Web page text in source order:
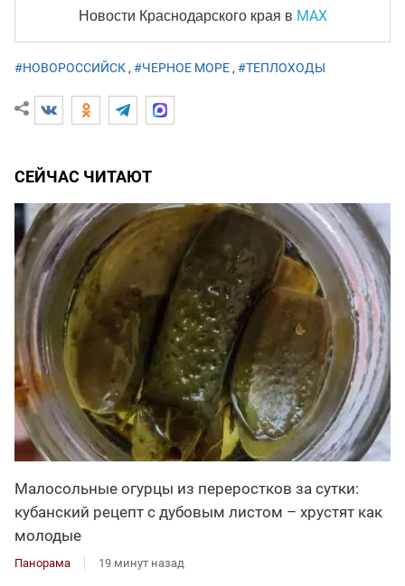
Новости Краснодарского края в MAX
#НОВОРОССИЙСК , #ЧЕРНОЕ МОРЕ , #ТЕПЛОХОДЫ
СЕЙЧАС ЧИТАЮТ
Малосольные огурцы из переростков за сутки:
кубанский рецепт с дубовым листом – хрустят как
молодые
Панорама 19 минут назад